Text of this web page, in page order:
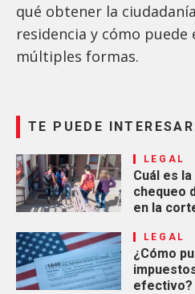
qué obtener la
residencia y cómo puede
múltiples formas.
TE PUEDE INTERESAR
LEGAL
Cuál es
chequeo
en la
LEGAL
¿Cómo
efectivo?